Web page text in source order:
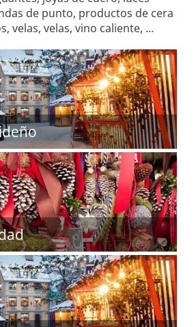
de punto, productos de cera
velas, velas, vino caliente, …